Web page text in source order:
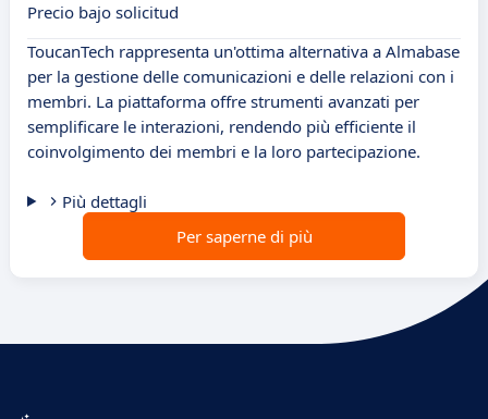
Precio bajo solicitud
ToucanTech rappresenta un'ottima alternativa a Almabase
per la gestione delle comunicazioni e delle relazioni con i
membri. La piattaforma offre strumenti avanzati per
semplificare le interazioni, rendendo più efficiente il
coinvolgimento dei membri e la loro partecipazione.
Più dettagli
Per saperne di più